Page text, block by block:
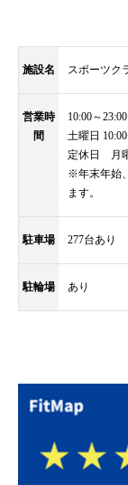
施設名 スポーツク
営業時
間
10:00～23:00
土曜日
定休日 月
※年末年始
ます。
駐車場 277台あり
駐輪場 あり